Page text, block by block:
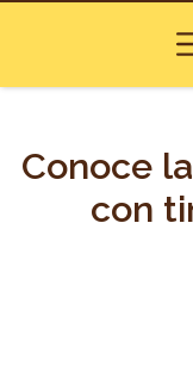
Conoce
con